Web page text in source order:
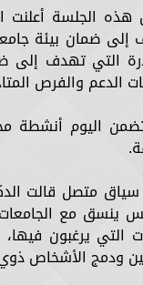
ضمان بيئة
التي تهدف إلى
الدعم والفرص
اليوم أنشطة
متصل قالت
ينسق مع
التي يرغبون
ودمج الأشخاص ذوي